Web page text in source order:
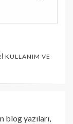
KULLANIM VE
blog yazıları,